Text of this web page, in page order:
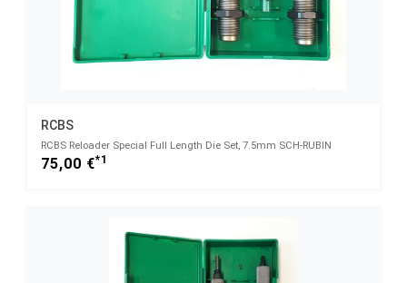
RCBS
RCBS Reloader Special Full Length Die Set, 7.5mm SCH-RUBIN
75,00 €*1